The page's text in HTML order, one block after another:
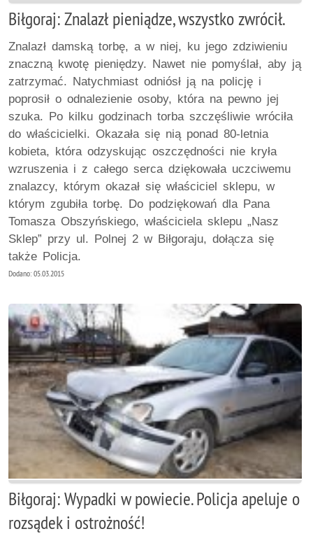
Biłgoraj: Znalazł pieniądze, wszystko zwrócił.
Znalazł damską torbę, a w niej, ku jego zdziwieniu
znaczną kwotę pieniędzy. Nawet nie pomyślał, aby ją
zatrzymać. Natychmiast odniósł ją na policję i
poprosił o odnalezienie osoby, która na pewno jej
szuka. Po kilku godzinach torba szczęśliwie wróciła
do właścicielki. Okazała się nią ponad 80-letnia
kobieta, która odzyskując oszczędności nie kryła
wzruszenia i z całego serca dziękowała uczciwemu
znalazcy, którym okazał się właściciel sklepu, w
którym zgubiła torbę. Do podziękowań dla Pana
Tomasza Obszyńskiego, właściciela sklepu „Nasz
Sklep” przy ul. Polnej 2 w Biłgoraju, dołącza się
także Policja.
Dodano: 05.03.2015
Biłgoraj: Wypadki w powiecie. Policja apeluje o
rozsądek i ostrożność!